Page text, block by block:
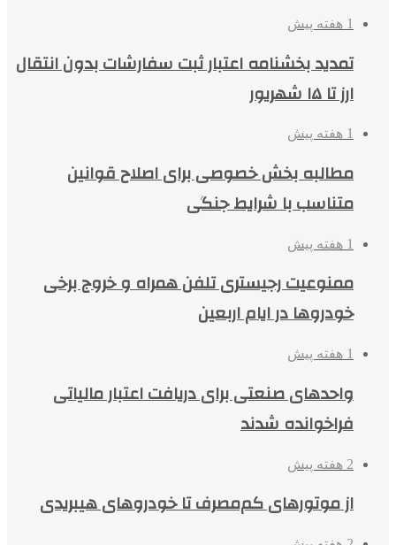
1 هفته پیش
تمدید بخشنامه اعتبار ثبت سفارشات بدون انتقال
ارز تا ۱۵ شهریور
1 هفته پیش
مطالبه بخش خصوصی برای اصلاح قوانین
متناسب با شرایط جنگی
1 هفته پیش
ممنوعیت رجیستری تلفن همراه و خروج برخی
خودروها در ایام اربعین
1 هفته پیش
واحدهای صنعتی برای دریافت اعتبار مالیاتی
فراخوانده شدند
2 هفته پیش
از موتورهای کم‌مصرف تا خودروهای هیبریدی